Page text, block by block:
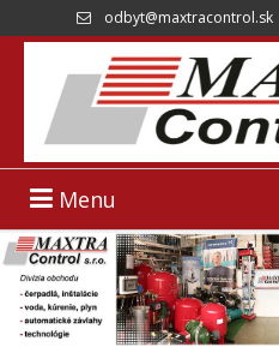
odbyt@maxtracontrol.sk
Menu